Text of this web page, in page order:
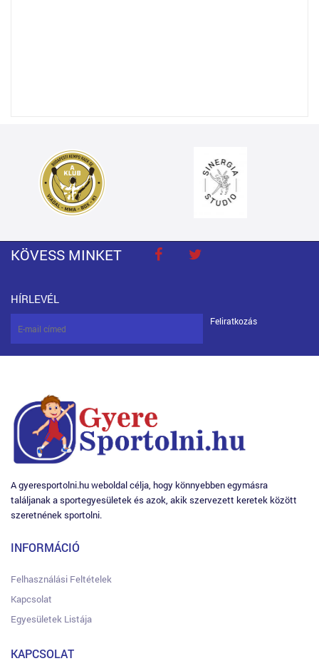
KÖVESS MINKET
HÍRLEVÉL
Feliratkozás
A gyeresportolni.hu weboldal célja, hogy könnyebben egymásra
találjanak a sportegyesületek és azok, akik szervezett keretek között
szeretnének sportolni.
INFORMÁCIÓ
Felhasználási Feltételek
Kapcsolat
Egyesületek Listája
KAPCSOLAT